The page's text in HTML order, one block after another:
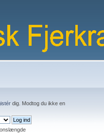
dig. Modtog du ikke en